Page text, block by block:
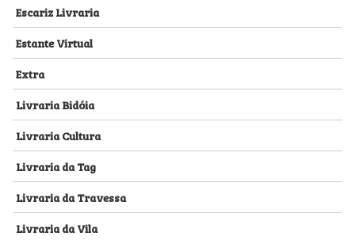
Escariz Livraria
Estante Virtual
Extra
Livraria Bidóia
Livraria Cultura
Livraria da Tag
Livraria da Travessa
Livraria da Vila